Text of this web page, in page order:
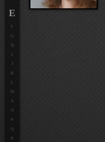
E
F
G
H
J
K
L
M
N
O
P
Q
R